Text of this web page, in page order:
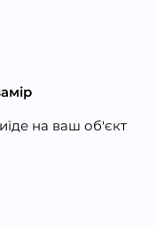
на ваш об'єкт